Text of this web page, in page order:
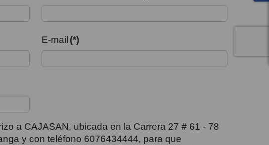
E-mail (*)
a CAJASAN, ubicada en la Carrera 27 # 61 - 78
y con teléfono 6076434444, para que